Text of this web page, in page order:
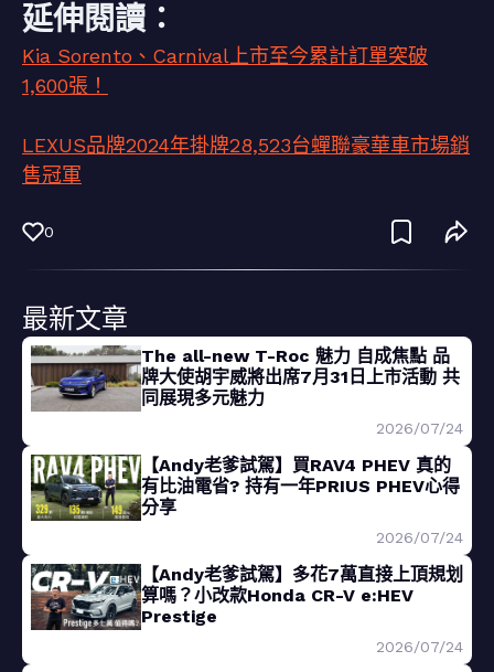
延伸閱讀：
Kia Sorento、Carnival上市至今累計訂單突破
1,600張！
LEXUS品牌2024年掛牌28,523台蟬聯豪華車市場銷
售冠軍
0
最新文章
The all-new T-Roc 魅力 自成焦點 品
牌大使胡宇威將出席7月31日上市活動 共
同展現多元魅力
2026/07/24
【Andy老爹試駕】買RAV4 PHEV 真的
有比油電省? 持有一年PRIUS PHEV心得
分享
2026/07/24
【Andy老爹試駕】多花7萬直接上頂規划
算嗎？小改款Honda CR-V e:HEV
Prestige
2026/07/24